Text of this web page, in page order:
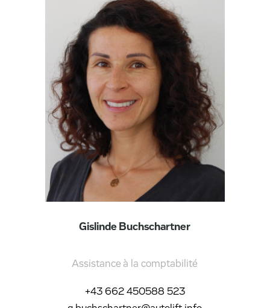
Gislinde Buchschartner
Assistance à la comptabilité
+43 662 450588 523